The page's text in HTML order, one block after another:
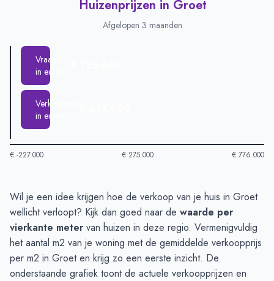
Huizenprijzen in Groet
Afgelopen 3 maanden
Vraagprijs
in euro's
Verkoopprijs
in euro's
€ -227.000 € 275.000 € 776.000
Huizenprijzen in Groet -Afgelopen 3 maanden
Type
Bedrag
Vraagprijs in euro's
€ 725.666
Verkoopprijs in euro's
€ 474.999
Wil je een idee krijgen hoe de verkoop van je huis in Groet
wellicht verloopt? Kijk dan goed naar de waarde per
vierkante meter van huizen in deze regio. Vermenigvuldig
het aantal m2 van je woning met de gemiddelde verkoopprijs
per m2 in Groet en krijg zo een eerste inzicht. De
onderstaande grafiek toont de actuele verkoopprijzen en